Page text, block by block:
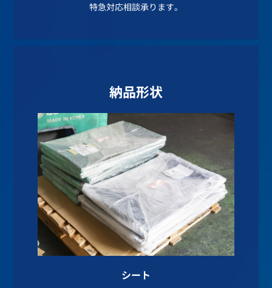
特急対応相談承ります。
納品形状
シート